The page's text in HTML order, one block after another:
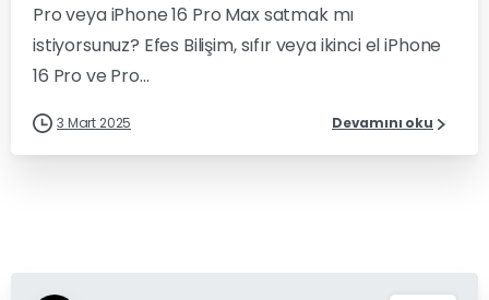
Pro veya iPhone 16 Pro Max satmak mı
istiyorsunuz? Efes Bilişim, sıfır veya ikinci el iPhone
16 Pro ve Pro...
3 Mart 2025 Devamını oku